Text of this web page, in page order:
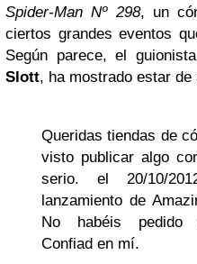
Spider-Man Nº 298, un
ciertos grandes eventos
Según parece, el
Slott, ha mostrado estar de
Queridas tiendas de
visto publicar algo
serio. el 20/10/
lanzamiento de
No habéis pedido
Confiad en mí.